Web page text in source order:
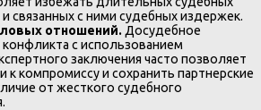
связанных с ними судебных издержек.
отношений. Досудебное
конфликта с использованием
заключения часто позволяет
к компромиссу и сохранить партнерские
от жесткого судебного